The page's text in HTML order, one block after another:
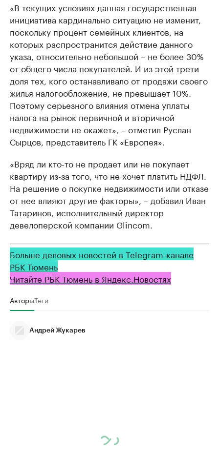
«В текущих условиях данная государственная
инициатива кардинально ситуацию не изменит,
поскольку процент семейных клиентов, на
которых распространится действие данного
указа, относительно небольшой – не более 30%
от общего числа покупателей. И из этой трети
доля тех, кого останавливало от продажи своего
жилья налогообложение, не превышает 10%.
Поэтому серьезного влияния отмена уплаты
налога на рынок первичной и вторичной
недвижимости не окажет», – отметил Руслан
Сырцов, представитель ГК «Европея».
«Вряд ли кто-то не продает или не покупает
квартиру из-за того, что не хочет платить НДФЛ.
На решение о покупке недвижимости или отказе
от нее влияют другие факторы», – добавил Иван
Татаринов, исполнительный директор
девелоперской компании Glincom.
Больше деловых новостей в Telegram-канале
РБК Тюмень
Читайте РБК Тюмень в Яндекс.Новостях
АвторыТеги
Андрей Жукарев